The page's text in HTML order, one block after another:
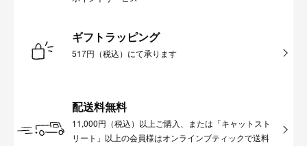
ギフトラッピング
517円（税込）にて承ります
配送料無料
11,000円（税込）以上ご購入、または「キャットスト
リート」以上の会員様はオンラインブティックで送料